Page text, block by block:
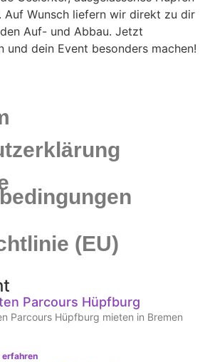
Auf Wunsch liefern wir direkt zu dir
Auf- und Abbau. Jetzt
und dein Event besonders machen!
(EU)
Parcours Hüpfburg
Parcours Hüpfburg mieten in Bremen
erfahren